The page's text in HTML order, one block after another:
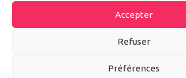
Accepter
Refuser
Préférences